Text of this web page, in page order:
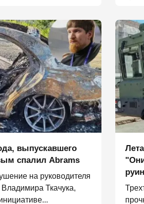
выпускавшего
спалил Abrams
на руководителя
Ткачука,